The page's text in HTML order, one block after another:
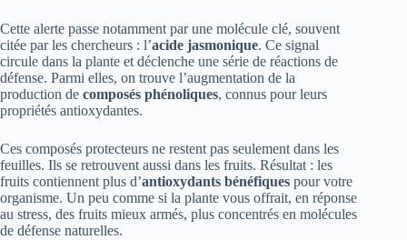
Cette alerte passe notamment par une molécule clé, souvent
citée par les chercheurs : l’acide jasmonique. Ce signal
circule dans la plante et déclenche une série de réactions de
défense. Parmi elles, on trouve l’augmentation de la
production de composés phénoliques, connus pour leurs
propriétés antioxydantes.
Ces composés protecteurs ne restent pas seulement dans les
feuilles. Ils se retrouvent aussi dans les fruits. Résultat : les
fruits contiennent plus d’antioxydants bénéfiques pour votre
organisme. Un peu comme si la plante vous offrait, en réponse
au stress, des fruits mieux armés, plus concentrés en molécules
de défense naturelles.